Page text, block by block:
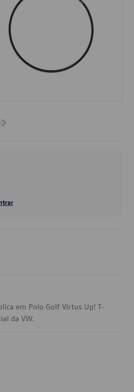
em Polo Golf Virtus Up! T-
da VW.